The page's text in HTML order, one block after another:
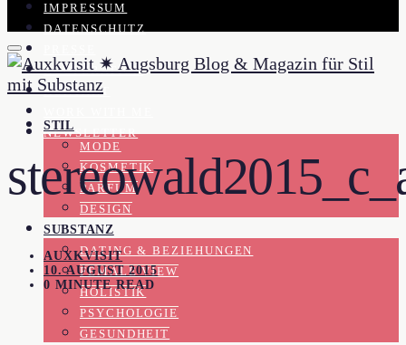
IMPRESSUM
DATENSCHUTZ
KOOPERATION
KONTAKT
NEWSLETTER
STIL
MODE
KOSMETIK
PARFUM
DESIGN
SUBSTANZ
DATING & BEZIEHUNGEN
FEMALE VIEW
HOLISTIK
PSYCHOLOGIE
GESUNDHEIT
AUXKVISIT
10. AUGUST 2015
0 MINUTE READ